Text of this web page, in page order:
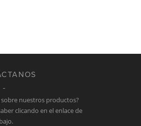
nuestros productos?
clicando en el enlace de